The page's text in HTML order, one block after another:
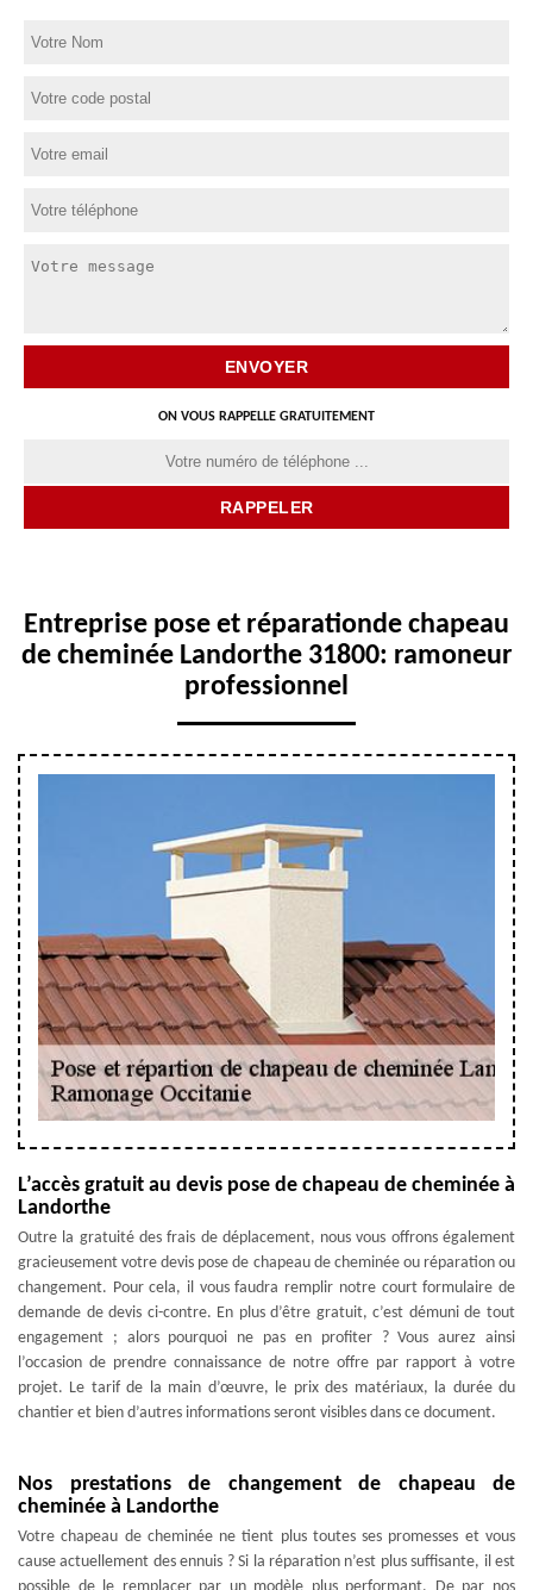
ON VOUS RAPPELLE GRATUITEMENT
Entreprise pose et réparationde chapeau
de cheminée Landorthe 31800: ramoneur
professionnel
L’accès gratuit au devis pose de chapeau de cheminée à
Landorthe
Outre la gratuité des frais de déplacement, nous vous offrons également
gracieusement votre devis pose de chapeau de cheminée ou réparation ou
changement. Pour cela, il vous faudra remplir notre court formulaire de
demande de devis ci-contre. En plus d’être gratuit, c’est démuni de tout
engagement ; alors pourquoi ne pas en profiter ? Vous aurez ainsi
l’occasion de prendre connaissance de notre offre par rapport à votre
projet. Le tarif de la main d’œuvre, le prix des matériaux, la durée du
chantier et bien d’autres informations seront visibles dans ce document.
Nos prestations de changement de chapeau de
cheminée à Landorthe
Votre chapeau de cheminée ne tient plus toutes ses promesses et vous
cause actuellement des ennuis ? Si la réparation n’est plus suffisante, il est